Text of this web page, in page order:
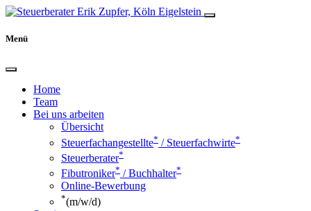
Menü
Home
Team
Bei uns arbeiten
Übersicht
Steuerfachangestellte* / Steuerfachwirte*
Steuerberater*
Fibutroniker* / Buchhalter*
Online-Bewerbung
*(m/w/d)